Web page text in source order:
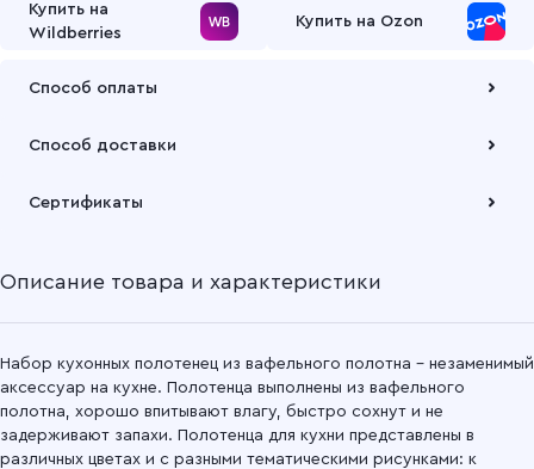
Купить на
Wildberries
Купить на Ozon
Способ оплаты
Способ доставки
наших складов или через транспортную компанию на Ваш
Подробнее
Сертификаты
Описание товара и характеристики
Набор кухонных полотенец из вафельного полотна – незаменимый
аксессуар на кухне. Полотенца выполнены из вафельного
полотна, хорошо впитывают влагу, быстро сохнут и не
задерживают запахи. Полотенца для кухни представлены в
различных цветах и с разными тематическими рисунками: к